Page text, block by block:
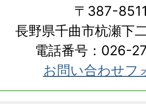
〒387-
長野県千曲市杭瀬下
電話番号：026-
お問い合わせフ